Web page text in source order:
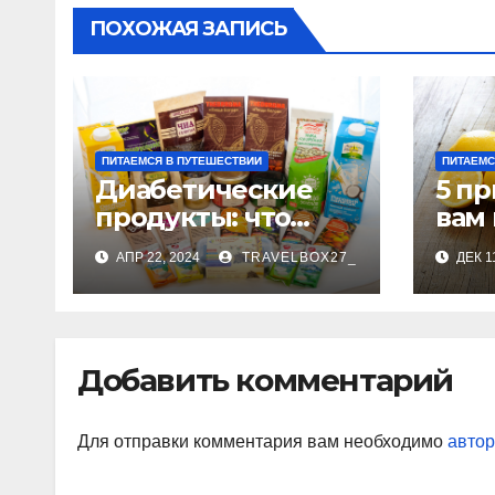
ПОХОЖАЯ ЗАПИСЬ
ПИТАЕМСЯ В ПУТЕШЕСТВИИ
Диабетические
продукты: что
нужно знать
перед покупкой
АПР 22, 2024 TRAVELBOX27_
5
вам
ДЕК
Добавить комментарий
Для отправки комментария вам необходимо